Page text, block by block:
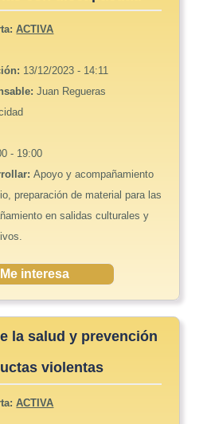
ACTIVA
13/12/2023 - 14:11
Juan Regueras
- 19:00
Apoyo y acompañamiento
preparación de material para las
en salidas culturales y
Me interesa
la salud y prevención
violentas
ACTIVA